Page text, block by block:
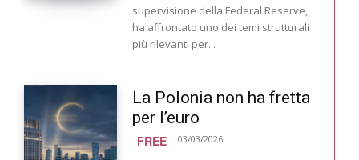
supervisione della Federal Reserve,
ha affrontato uno dei temi strutturali
più rilevanti per...
La Polonia non ha fretta
per l’euro
FREE 03/03/2026